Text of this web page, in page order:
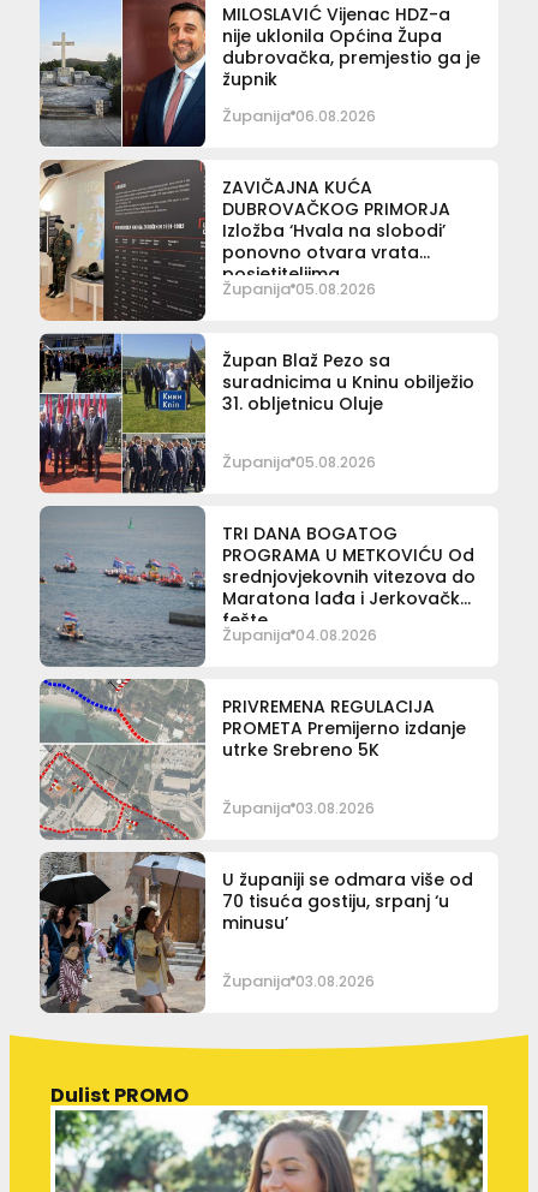
MILOSLAVIĆ Vijenac HDZ-a
nije uklonila Općina Župa
dubrovačka, premjestio ga je
župnik
Županija 06.08.2026
ZAVIČAJNA KUĆA
DUBROVAČKOG PRIMORJA
Izložba ‘Hvala na slobodi’
ponovno otvara vrata
posjetiteljima
Županija 05.08.2026
Župan Blaž Pezo sa
suradnicima u Kninu obilježio
31. obljetnicu Oluje
Županija 05.08.2026
TRI DANA BOGATOG
PROGRAMA U METKOVIĆU Od
srednjovjekovnih vitezova do
Maratona lađa i Jerkovačke
fešte
Županija 04.08.2026
PRIVREMENA REGULACIJA
PROMETA Premijerno izdanje
utrke Srebreno 5K
Županija 03.08.2026
U županiji se odmara više od
70 tisuća gostiju, srpanj ‘u
minusu’
Županija 03.08.2026
Dulist PROMO